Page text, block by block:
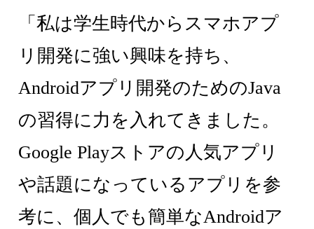
「私は学生時代からスマホアプ
リ開発に強い興味を持ち、
Androidアプリ開発のためのJava
の習得に力を入れてきました。
Google Playストアの人気アプリ
や話題になっているアプリを参
考に、個人でも簡単なAndroidア